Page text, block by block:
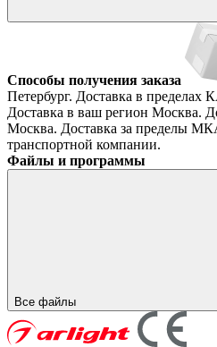
Способы получения заказа
Петербург. Доставка в пределах
Доставка в ваш регион Москва.
Москва. Доставка за пределы
транспортной компании.
Файлы и программы
Все файлы